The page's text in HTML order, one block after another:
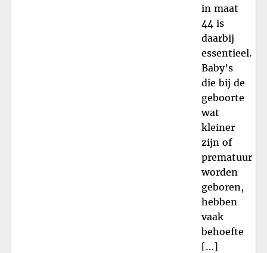
in maat
44 is
daarbij
essentieel.
Baby’s
die bij de
geboorte
wat
kleiner
zijn of
prematuur
worden
geboren,
hebben
vaak
behoefte
[…]